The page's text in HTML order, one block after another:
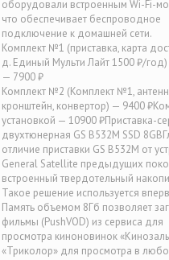
оборудовали встроенным Wi-Fi-
что обеспечивает беспроводное
подключение к домашней сети.
Комплект №1 (приставка, карта
д. Единый Мульти Лайт 1500 ₽/год)
— 7900 ₽
Комплект №2 (Комплект №1,
кронштейн, конвертор) — 9400
установкой — 10900 ₽Приставка-
двухтюнерная GS B532M SSD
отличие приставки GS В532М от
General Satellite предыдущих
встроенный твердотельный
Такое решение используется
Память объемом 8Гб позволяет
фильмы (PushVOD) из сервиса для
просмотра киноновинок
«Триколор» для просмотра в